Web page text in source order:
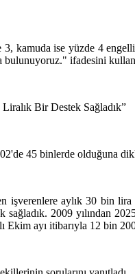
kamuda ise yüzde 4
bulunuyoruz." ifadesini
Bir Destek Sağladık”
45 binlerde olduğuna
işverenlere aylık 30 bin
2009 yılından
Ekim ayı itibarıyla 12 bin